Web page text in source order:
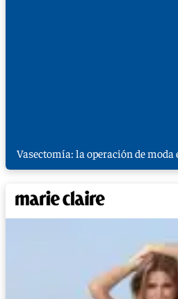
Vasectomía: la operación de moda